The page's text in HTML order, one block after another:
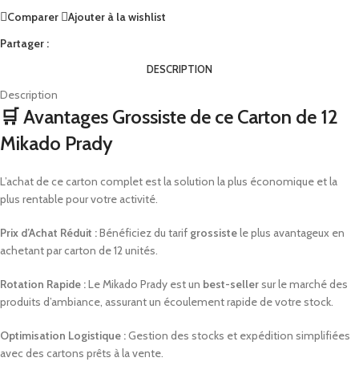
Comparer
Ajouter à la wishlist
Partager :
DESCRIPTION
Description
🛒 Avantages Grossiste de ce Carton de 12
Mikado Prady
L’achat de ce carton complet est la solution la plus économique et la
plus rentable pour votre activité.
Prix d’Achat Réduit :Bénéficiez du tarif grossistele plus avantageux en
achetant par carton de 12 unités.
Rotation Rapide :Le Mikado Prady est un best-sellersur le marché des
produits d’ambiance, assurant un écoulement rapide de votre stock.
Optimisation Logistique :Gestion des stocks et expédition simplifiées
avec des cartons prêts à la vente.